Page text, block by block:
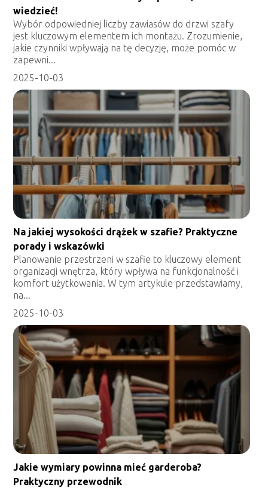
wiedzieć!
Wybór odpowiedniej liczby zawiasów do drzwi szafy
jest kluczowym elementem ich montażu. Zrozumienie,
jakie czynniki wpływają na tę decyzję, może pomóc w
zapewni...
2025-10-03
Na jakiej wysokości drążek w szafie? Praktyczne
porady i wskazówki
Planowanie przestrzeni w szafie to kluczowy element
organizacji wnętrza, który wpływa na funkcjonalność i
komfort użytkowania. W tym artykule przedstawiamy,
na...
2025-10-03
Jakie wymiary powinna mieć garderoba?
Praktyczny przewodnik